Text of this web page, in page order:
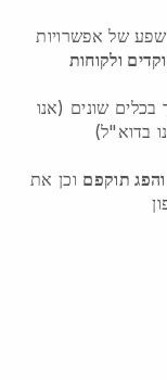
של אפשרויות
ולקוחות
בכלים שונים (אנו
תוקפם וכן את